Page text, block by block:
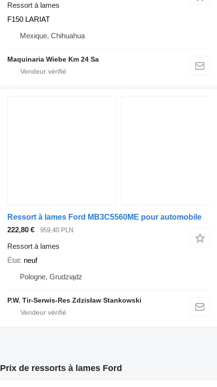
Ressort à lames
F150 LARIAT
Mexique, Chihuahua
Maquinaria Wiebe Km 24 Sa
Ressort à lames Ford MB3C5560ME pour automobile
222,80 €
959,40 PLN
Ressort à lames
État neuf
Pologne, Grudziądz
P.W. Tir-Serwis-Res Zdzisław Stankowski
Prix de ressorts à lames Ford